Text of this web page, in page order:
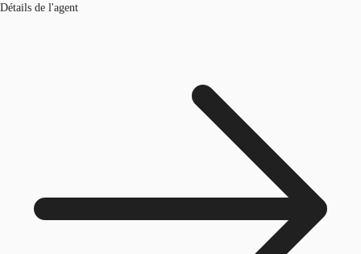
Détails de l'agent